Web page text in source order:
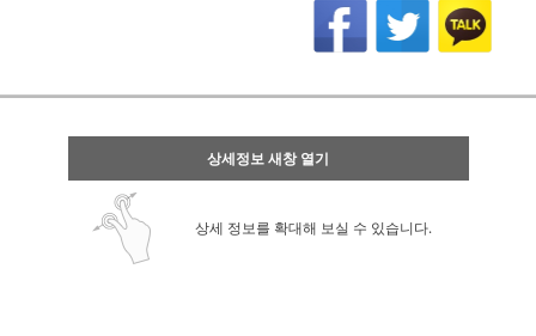
상세정보 새창 열기
상세 정보를 확대해 보실 수 있습니다.